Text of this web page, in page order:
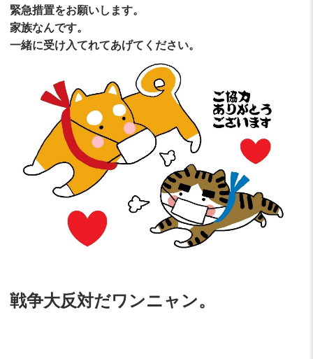
緊急措置をお願いします。
家族なんです。
一緒に受け入てれてあげてください。
戦争大反対だワンニャン。